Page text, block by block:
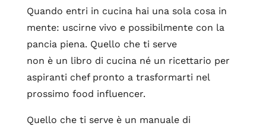
Quando entri in cucina hai una sola cosa in
mente: uscirne vivo e possibilmente con la
pancia piena. Quello che ti serve
non è un libro di cucina né un ricettario per
aspiranti chef pronto a trasformarti nel
prossimo food influencer.
Quello che ti serve è un manuale di